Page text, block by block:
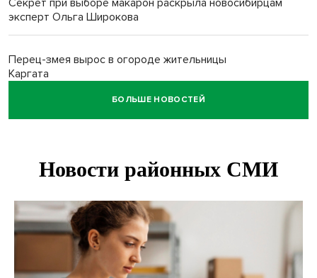
эксперт Ольга Широкова
Перец-змея вырос в огороде жительницы
Каргата
Полная программа празднования Дня физкультурника
Прогноз погоды на 8-9 августа в Новосибирске сделали
Площадки для контроля перегруза начали строить на
въездах в Новосибирск
БОЛЬШЕ НОВОСТЕЙ